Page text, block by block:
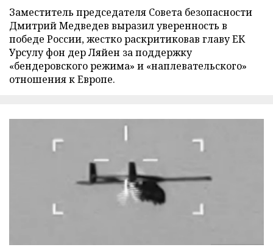
Заместитель председателя Совета безопасности
Дмитрий Медведев выразил уверенность в
победе России, жестко раскритиковав главу ЕК
Урсулу фон дер Ляйен за поддержку
«бендеровского режима» и «наплевательского»
отношения к Европе.